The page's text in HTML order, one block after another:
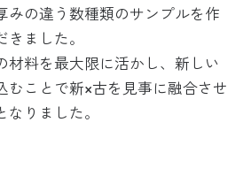
みの違う数種類のサンプルを作
ました。
材料を最大限に活かし、新しい
むことで新×古を見事に融合させ
りました。